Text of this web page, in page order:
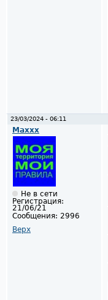
23/03/2024 - 06:11
Maxxx
Не в сети
Регистрация:
21/06/21
Сообщения: 2996
Верх